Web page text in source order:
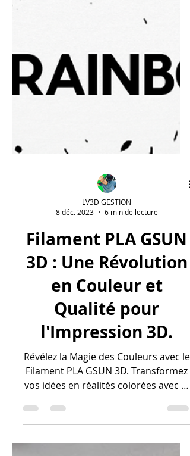
6 min de lecture
Filament PLA GSUN
3D : Une Révolution
en Couleur et
Qualité pour
l'Impression 3D.
Révélez la Magie des Couleurs avec le
Filament PLA GSUN 3D. Transformez
vos idées en réalités colorées avec le